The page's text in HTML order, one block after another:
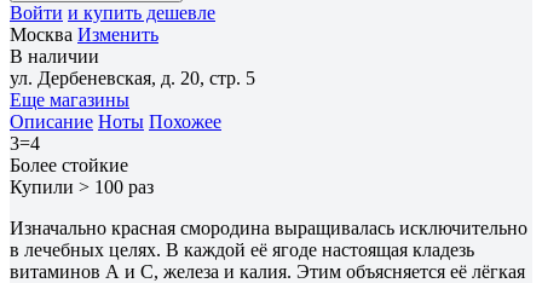
Войти и купить дешевле
Москва Изменить
В наличии
ул. Дербеневская, д. 20, стр. 5
Еще магазины
Описание Ноты Похожее
3=4
Более стойкие
Купили > 100 раз
Изначально красная смородина выращивалась исключительно
в лечебных целях. В каждой её ягоде настоящая кладезь
витаминов А и С, железа и калия. Этим объясняется её лёгкая